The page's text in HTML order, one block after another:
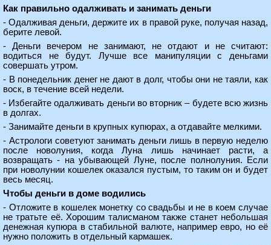
Как правильно одалживать и занимать деньги
- Одалживая деньги, держите их в правой руке, получая назад,
берите левой.
- Деньги вечером не занимают, не отдают и не считают:
водиться не будут. Лучше все манипуляции с деньгами
совершать утром.
- В понедельник денег не дают в долг, чтобы они не таяли, как
воск, в течение всей недели.
- Избегайте одалживать деньги во вторник – будете всю жизнь
в долгах.
- Занимайте деньги в крупных купюрах, а отдавайте мелкими.
- Астрологи советуют занимать деньги лишь в первую неделю
после новолуния, когда Луна лишь начинает расти, а
возвращать - на убывающей Луне, после полнолуния. Если
при новолунии кошелек оказался пустым, то таким он и будет
весь месяц.
Чтобы деньги в доме водились
- Отложите в кошелек монетку со свадьбы и не в коем случае
не тратьте её. Хорошим талисманом также станет небольшая
денежная купюра в стабильной валюте, например евро, но её
нужно положить в отдельный кармашек.